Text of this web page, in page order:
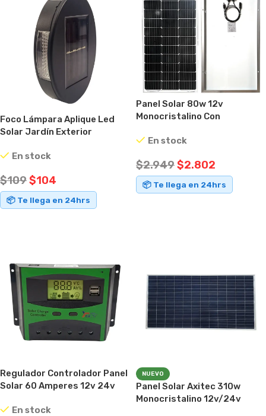
Foco Lámpara Aplique Led
Solar Jardín Exterior
En stock
$109$104
📦 Te llega en 24hrs
Panel Solar 80w 12v
Monocristalino Con
22.4vEn stock
$2.949$2.802
📦 Te llega en 24hrs
Regulador Controlador Panel
Solar 60 Amperes 12v 24v
En stock
NUEVO
Panel Solar Axitec 310w
Monocristalino 12v/24v